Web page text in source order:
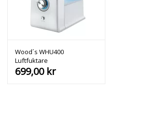
Wood´s WHU400
Luftfuktare
699,00 kr